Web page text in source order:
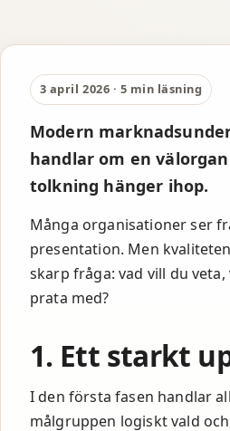
Från
till
3 april 2026 · 5 min läsning
Modern
handlar om en
tolkning hänger ihop.
Många organisationer ser
presentation. Men
skarp fråga: vad vill du
prata med?
1. Ett starkt
I den första fasen handlar
målgruppen logiskt vald